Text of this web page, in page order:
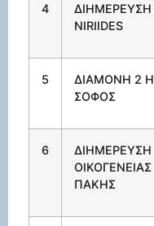
4 ΔΙΗΜΕΡΕΥΣΗ
NIRIIDES
5 ΔΙΑΜΟΝΗ 2
ΣΟΦΟΣ
6
ΔΙΗΜΕΡΕΥΣΗ
ΟΙΚΟΓΕΝΕΙΑΣ
ΠΑΚΗΣ